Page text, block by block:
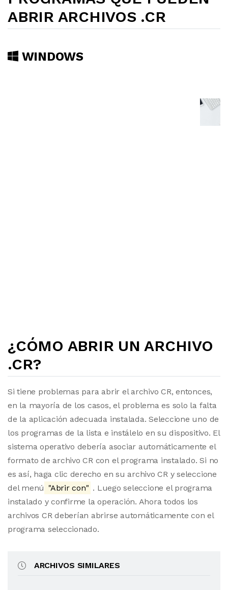
ABRIR ARCHIVOS .CR
WINDOWS
¿CÓMO ABRIR UN ARCHIVO
.CR?
Si tiene problemas para abrir el archivo CR, entonces,
en la mayoría de los casos, el problema es solo la falta
de la aplicación adecuada instalada. Seleccione uno de
los programas de la lista e instálelo en su dispositivo. El
sistema operativo debería asociar automáticamente el
formato de archivo CR con el programa instalado. Si no
es así, haga clic derecho en su archivo CR y seleccione
del menú "Abrir con" . Luego seleccione el programa
instalado y confirme la operación. Ahora todos los
archivos CR deberían abrirse automáticamente con el
programa seleccionado.
ARCHIVOS SIMILARES